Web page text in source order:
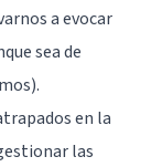
a evocar
sea de
en la
las